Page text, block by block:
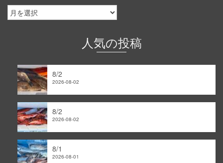
釣
果
人気の投稿
8/2
2026-08-02
8/2
2026-08-02
8/1
2026-08-01